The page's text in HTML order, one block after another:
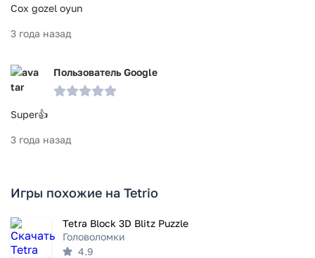
Cox gozel oyun
3 года назад
Пользователь Google
Super👍
3 года назад
Игры похожие на Tetrio
Tetra Block 3D Blitz Puzzle
Головоломки
4.9